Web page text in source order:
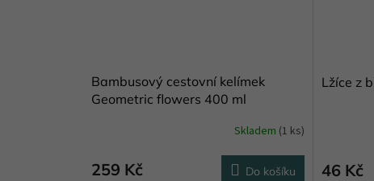
Bambusový cestovní kelímek
Geometric flowers 400 ml
Skladem (1 ks)
259 Kč Do košíku
Lžíce z
46 Kč